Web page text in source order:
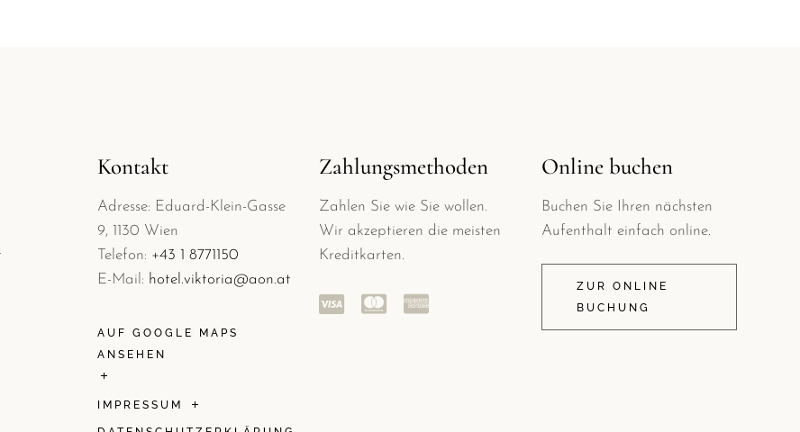
Kontakt
Adresse: Eduard-Klein-Gasse
9, 1130 Wien
Telefon: +43 1 8771150
E-Mail: hotel.viktoria@aon.at
AUF GOOGLE MAPS
ANSEHEN
IMPRESSUM
Zahlungsmethoden
Zahlen Sie wie Sie wollen.
Wir akzeptieren die meisten
Kreditkarten.
Online buchen
Buchen Sie Ihren nächsten
Aufenthalt einfach online.
ZUR ONLINE
BUCHUNG